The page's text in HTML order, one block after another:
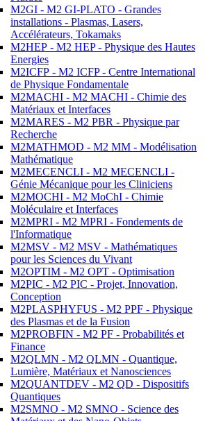
M2GI - M2 GI-PLATO - Grandes
installations - Plasmas, Lasers,
Accélérateurs, Tokamaks
M2HEP - M2 HEP - Physique des Hautes
Energies
M2ICFP - M2 ICFP - Centre International
de Physique Fondamentale
M2MACHI - M2 MACHI - Chimie des
Matériaux et Interfaces
M2MARES - M2 PBR - Physique par
Recherche
M2MATHMOD - M2 MM - Modélisation
Mathématique
M2MECENCLI - M2 MECENCLI -
Génie Mécanique pour les Cliniciens
M2MOCHI - M2 MoChI - Chimie
Moléculaire et Interfaces
M2MPRI - M2 MPRI - Fondements de
l'Informatique
M2MSV - M2 MSV - Mathématiques
pour les Sciences du Vivant
M2OPTIM - M2 OPT - Optimisation
M2PIC - M2 PIC - Projet, Innovation,
Conception
M2PLASPHYFUS - M2 PPF - Physique
des Plasmas et de la Fusion
M2PROBFIN - M2 PF - Probabilités et
Finance
M2QLMN - M2 QLMN - Quantique,
Lumière, Matériaux et Nanosciences
M2QUANTDEV - M2 QD - Dispositifs
Quantiques
M2SMNO - M2 SMNO - Science des